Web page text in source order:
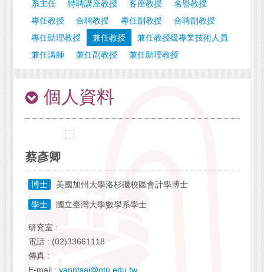
系主任 特聘講座教授 客座教授
名譽教授
專任教授
合聘教授 專任副教授
合聘副教授
專任助理教授
兼任教授
兼任教授級專業技術人員
兼任講師
兼任副教授 兼任助理教授
個人資料
蔡彥卿
博士 美國加州大學洛杉磯校區會計學博士
學士 國立臺灣大學數學系學士
研究室 :
電話 : (02)33661118
傳真 :
E-mail :yanntsai@ntu.edu.tw